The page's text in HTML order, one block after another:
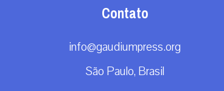
Contato
info@gaudiumpress.org
São Paulo, Brasil